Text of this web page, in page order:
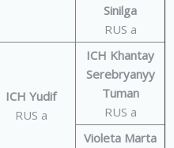
Sinilga
RUS a
ICH Yudif
RUS a
ICH Khantay
Serebryanyy
Tuman
RUS a
Violeta Marta